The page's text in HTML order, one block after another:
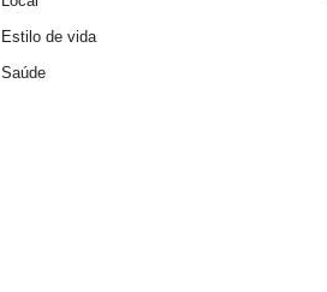
Estilo de vida
Saúde